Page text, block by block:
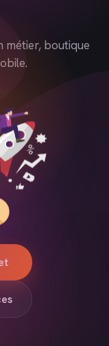
métier, boutique